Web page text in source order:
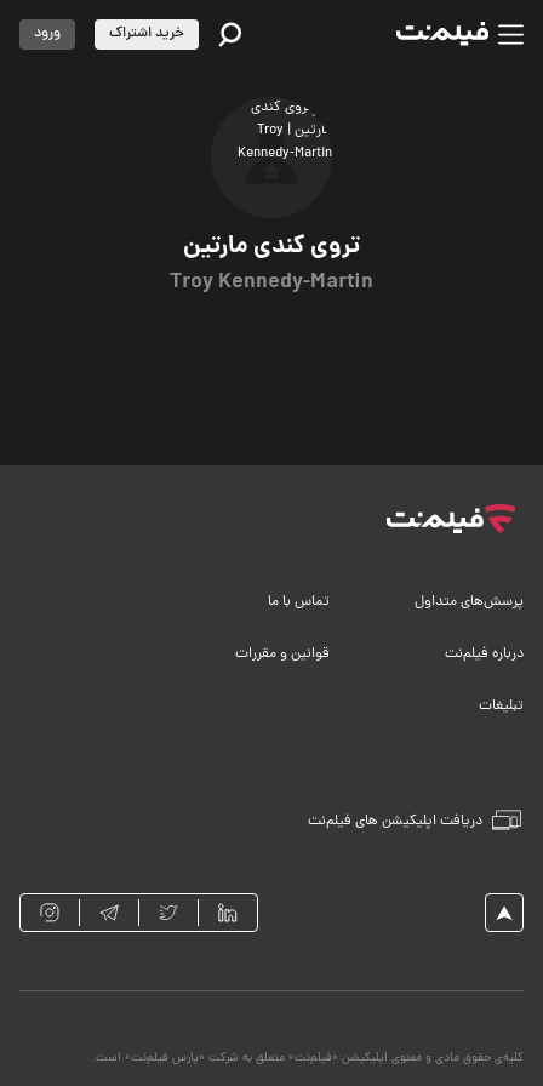
تروی کندی مارتین
Troy Kennedy-Martin
خرید اشتراک ورود
دریافت اپلیکیشن های فیلم‌نت
پرسش‌های متداول تماس با ما
درباره فیلم‌نت قوانین و مقررات
تبلیغات
کلیه‌ی حقوق مادی و معنوی اپلیکیشن «فیلم‌نت» متعلق به شرکت «پارس فیلم‌نت» است.